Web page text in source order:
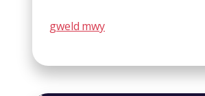
gweld mwy